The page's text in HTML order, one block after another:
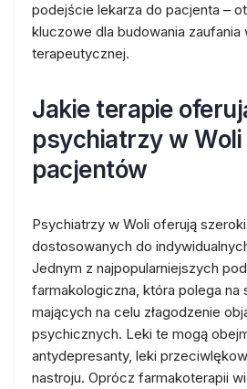
podejście lekarza do pacjenta –
kluczowe dla budowania zaufania
terapeutycznej.
Jakie terapie
psychiatrzy w Woli
pacjentów
Psychiatrzy w Woli oferują
dostosowanych do
Jednym z najpopularniejszych
farmakologiczna, która polega na
mających na celu złagodzenie
psychicznych. Leki te mogą
antydepresanty, leki
nastroju. Oprócz farmakoterapii